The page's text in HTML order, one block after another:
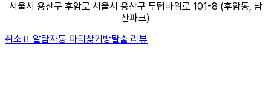
서울시 용산구 후암로 서울시 용산구 두텁바위로 101-8 (후암동, 남
산파크)
취소표 알람자동 파티찾기방탈출 리뷰